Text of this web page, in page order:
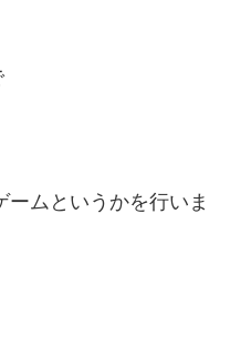
ムというかを行いま